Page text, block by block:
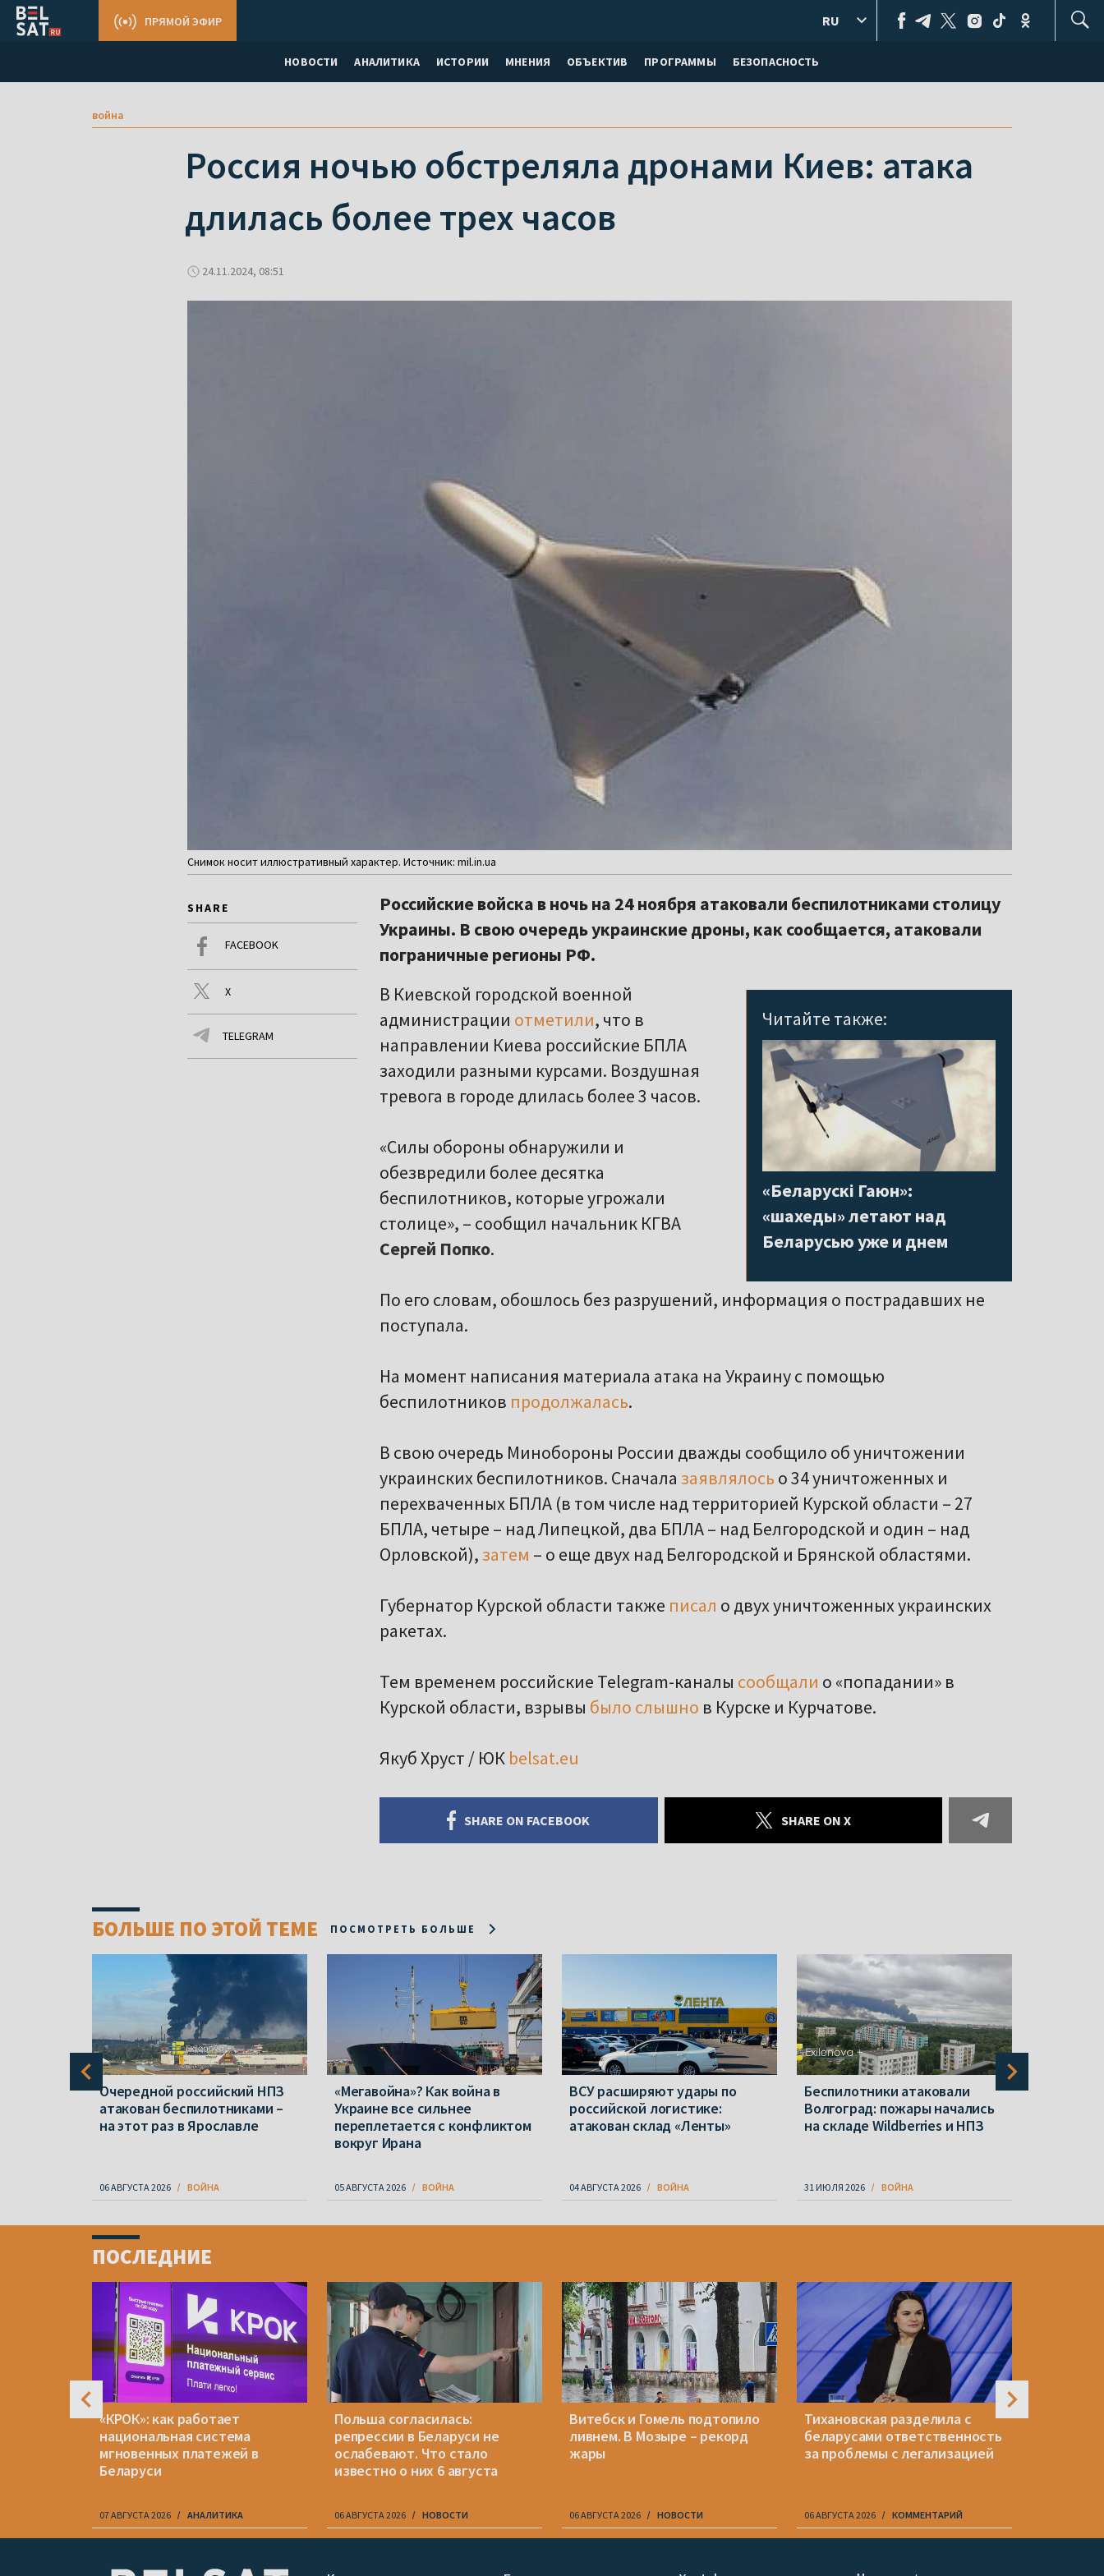
НОВОСТИ АНАЛИТИКА ИСТОРИИ МНЕНИЯ ОБЪЕКТИВ ПРОГРАММЫ БЕЗОПАСНОСТЬ
ПРЯМОЙ ЭФИР RU
война
Россия ночью обстреляла дронами Киев: атака
длилась более трех часов
24.11.2024, 08:51
Снимок носит иллюстративный характер. Источник: mil.in.ua
SHARE
FACEBOOK
X
TELEGRAM
Российские войска в ночь на 24 ноября атаковали беспилотниками столицу
Украины. В свою очередь украинские дроны, как сообщается, атаковали
пограничные регионы РФ.
Читайте также:
«Беларускі Гаюн»:
«шахеды» летают над
Беларусью уже и днем
В Киевской городской военной
администрации отметили, что в
направлении Киева российские БПЛА
заходили разными курсами. Воздушная
тревога в городе длилась более 3 часов.
«Силы обороны обнаружили и
обезвредили более десятка
беспилотников, которые угрожали
столице», – сообщил начальник КГВА
Сергей Попко.
По его словам, обошлось без разрушений, информация о пострадавших не
поступала.
На момент написания материала атака на Украину с помощью
беспилотников продолжалась.
В свою очередь Минобороны России дважды сообщило об уничтожении
украинских беспилотников. Сначала заявлялось о 34 уничтоженных и
перехваченных БПЛА (в том числе над территорией Курской области – 27
БПЛА, четыре – над Липецкой, два БПЛА – над Белгородской и один – над
Орловской), затем – о еще двух над Белгородской и Брянской областями.
Губернатор Курской области также писал о двух уничтоженных украинских
ракетах.
Тем временем российские Telegram-каналы сообщали о «попадании» в
Курской области, взрывы было слышно в Курске и Курчатове.
Якуб Хруст / ЮК belsat.eu
SHARE ON FACEBOOK SHARE ON X
БОЛЬШЕ ПО ЭТОЙ ТЕМЕ ПОСМОТРЕТЬ БОЛЬШЕ
Очередной российский НПЗ
атакован беспилотниками –
на этот раз в Ярославле
06 АВГУСТА 2026 ВОЙНА
«Мегавойна»? Как война в
Украине все сильнее
переплетается с конфликтом
вокруг Ирана
05 АВГУСТА 2026 ВОЙНА
ВСУ расширяют удары по
российской логистике:
атакован склад «Ленты»
04 АВГУСТА 2026 ВОЙНА
Беспилотники атаковали
Волгоград: пожары начались
на складе Wildberries и НПЗ
31 ИЮЛЯ 2026 ВОЙНА
ПОСЛЕДНИЕ
«КРОК»: как работает
национальная система
мгновенных платежей в
Беларуси
07 АВГУСТА 2026 АНАЛИТИКА
Польша согласилась:
репрессии в Беларуси не
ослабевают. Что стало
известно о них 6 августа
06 АВГУСТА 2026 НОВОСТИ
Витебск и Гомель подтопило
ливнем. В Мозыре – рекорд
жары
06 АВГУСТА 2026 НОВОСТИ
Тихановская разделила с
беларусами ответственность
за проблемы с легализацией
06 АВГУСТА 2026 КОММЕНТАРИЙ